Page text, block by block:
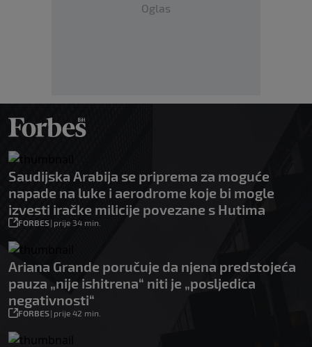
Oglas
Saudijska Arabija se priprema za moguće
napade na luke i aerodrome koje bi mogle
izvesti iračke milicije povezane s Hutima
FORBES| prije 34 min.
Ariana Grande poručuje da njena predstojeća
pauza „nije ishitrena“ niti je „posljedica
negativnosti“
FORBES| prije 42 min.